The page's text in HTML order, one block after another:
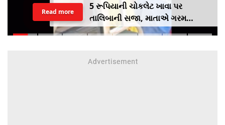
5 રૂપિયાની ચોકલેટ ખાવા પર
તાલિબાની સજા, માતાએ ગરમ
ચપ્પુથી પુત્રના પગમાં આપ્યો ડામ,
Read more